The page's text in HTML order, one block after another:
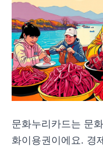
문화누리카드는 문
화이용권이에요. 경